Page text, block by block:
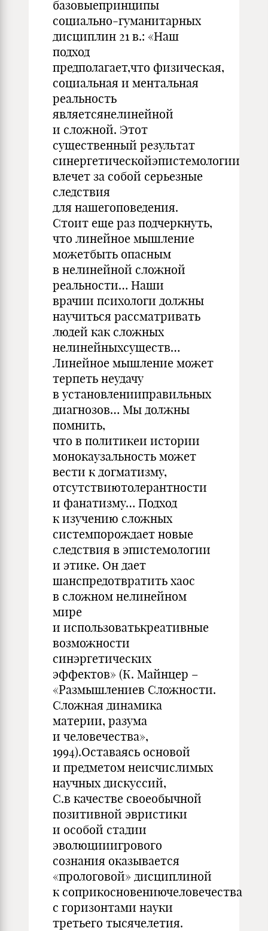
базовыепринципы
социально-гуманитарных
дисциплин 21 в.: «Наш
подход
предполагает,что физическая,
социальная и ментальная
реальность
являетсянелинейной
и сложной. Этот
существенный результат
синергетическойэпистемологии
влечет за собой серьезные
следствия
для нашегоповедения.
Стоит еще раз подчеркнуть,
что линейное мышление
можетбыть опасным
в нелинейной сложной
реальности… Наши
врачии психологи должны
научиться рассматривать
людей как сложных
нелинейныхсуществ…
Линейное мышление может
терпеть неудачу
в установленииправильных
диагнозов… Мы должны
помнить,
что в политикеи истории
монокаузальность может
вести к догматизму,
отсутствиютолерантности
и фанатизму… Подход
к изучению сложных
системпорождает новые
следствия в эпистемологии
и этике. Он дает
шанспредотвратить хаос
в сложном нелинейном
мире
и использоватькреативные
возможности
синэргетических
эффектов» (К. Майнцер –
«Размышлениев Сложности.
Сложная динамика
материи, разума
и человечества»,
1994).Оставаясь основой
и предметом неисчислимых
научных дискуссий,
С.в качестве своеобычной
позитивной эвристики
и особой стадии
эволюцииигрового
сознания оказывается
«прологовой» дисциплиной
к соприкосновениючеловечества
с горизонтами науки
третьего тысячелетия.